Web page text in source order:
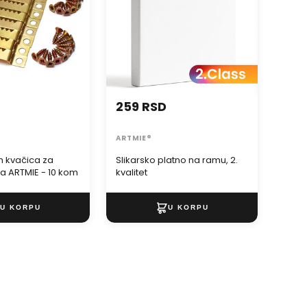
kvačica za
ARTMIE - 10 kom
Slikarsko platno na ramu, 2.
kvalitet
259 RSD
ARTMIE®